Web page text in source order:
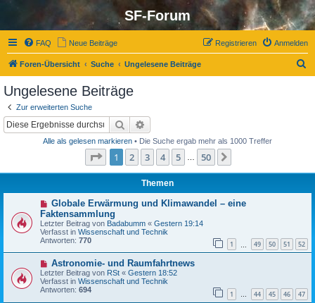
SF-Forum
FAQ Neue Beiträge Anmelden
Registrieren
Foren-Übersicht Suche Ungelesene Beiträge
Ungelesene Beiträge
Zur erweiterten Suche
Suche
Alle als gelesen markieren • Die Suche ergab mehr als 1000 Treffer
Seite 1von 50
1 2 3 4 5 50
Themen
N
e
u
e
r
B
e
t
r
a
g
Globale Erwärmung und Klimawandel – eine
Faktensammlung
Letzter Beitrag von Badabumm « Gestern 19:14
Verfasst in Wissenschaft und Technik
Antworten: 770 1 49 50 51 52
N
e
u
e
r
Astronomie- und Raumfahrtnews
Letzter Beitrag von RSt « Gestern 18:52
Verfasst in Wissenschaft und Technik
Antworten: 694 1 … 44 45 46 47